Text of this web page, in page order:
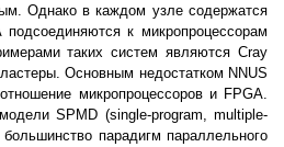
Однако в каждом узле содержатся
к микропроцессорам
таких систем являются Cray
Основным недостатком NNUS
микропроцессоров и FPGA.
SPMD (single-program, multiple-
парадигм параллельного